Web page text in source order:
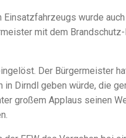
Einsatzfahrzeugs wurde
mit dem
Der Bürgermeister
in Dirndl geben würde, die
großem Applaus seinen